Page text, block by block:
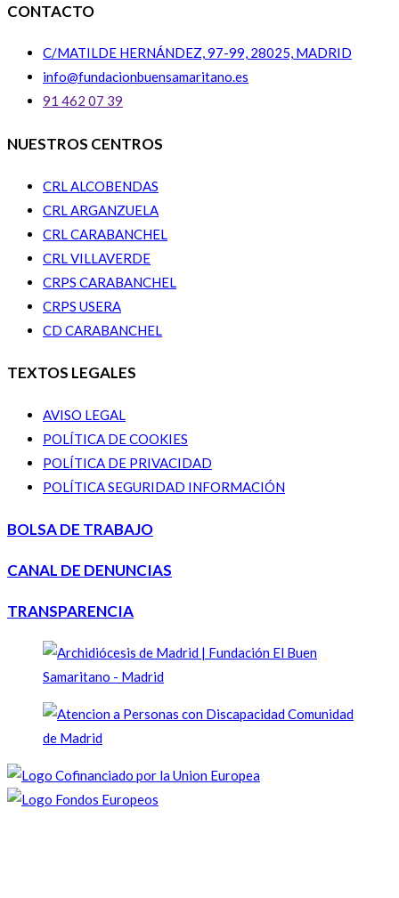
CONTACTO
C/MATILDE HERNÁNDEZ, 97-99, 28025, MADRID
info@fundacionbuensamaritano.es
91 462 07 39
NUESTROS CENTROS
CRL ALCOBENDAS
CRL ARGANZUELA
CRL CARABANCHEL
CRL VILLAVERDE
CRPS CARABANCHEL
CRPS USERA
CD CARABANCHEL
TEXTOS LEGALES
AVISO LEGAL
POLÍTICA DE COOKIES
POLÍTICA DE PRIVACIDAD
POLÍTICA SEGURIDAD INFORMACIÓN
BOLSA DE TRABAJO
CANAL DE DENUNCIAS
TRANSPARENCIA